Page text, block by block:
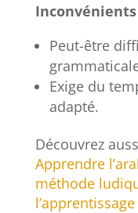
Inconvénients
Peut-être
Exige du
adapté.
Découvrez
Apprendre
méthode